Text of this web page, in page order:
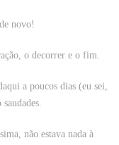
novo!
o decorrer e o fim.
a poucos dias (eu sei,
não estava nada à